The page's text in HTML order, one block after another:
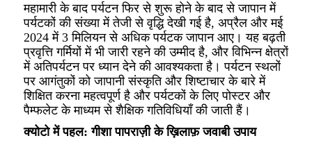
महामारी के बाद पर्यटन फिर से शुरू होने के बाद से जापान में
पर्यटकों की संख्या में तेजी से वृद्धि देखी गई है, अप्रैल और मई
2024 में 3 मिलियन से अधिक पर्यटक जापान आए। यह बढ़ती
प्रवृत्ति गर्मियों में भी जारी रहने की उम्मीद है, और विभिन्न क्षेत्रों
में अतिपर्यटन पर ध्यान देने की आवश्यकता है। पर्यटन स्थलों
पर आगंतुकों को जापानी संस्कृति और शिष्टाचार के बारे में
शिक्षित करना महत्वपूर्ण है और पर्यटकों के लिए पोस्टर और
पैम्फलेट के माध्यम से शैक्षिक गतिविधियाँ की जाती हैं।
क्योटो में पहल: गीशा पापराज़ी के ख़िलाफ़ जवाबी उपाय